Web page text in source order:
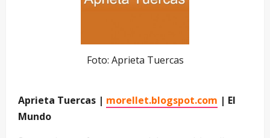
Foto: Aprieta Tuercas
Aprieta Tuercas | morellet.blogspot.com | El
Mundo